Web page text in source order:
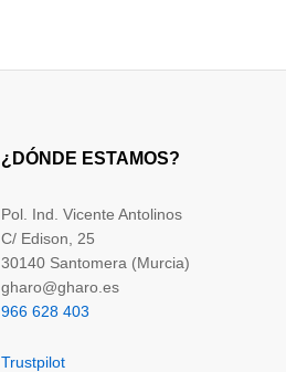
¿DÓNDE ESTAMOS?
Pol. Ind. Vicente Antolinos
C/ Edison, 25
30140 Santomera (Murcia)
gharo@gharo.es
966 628 403
Trustpilot